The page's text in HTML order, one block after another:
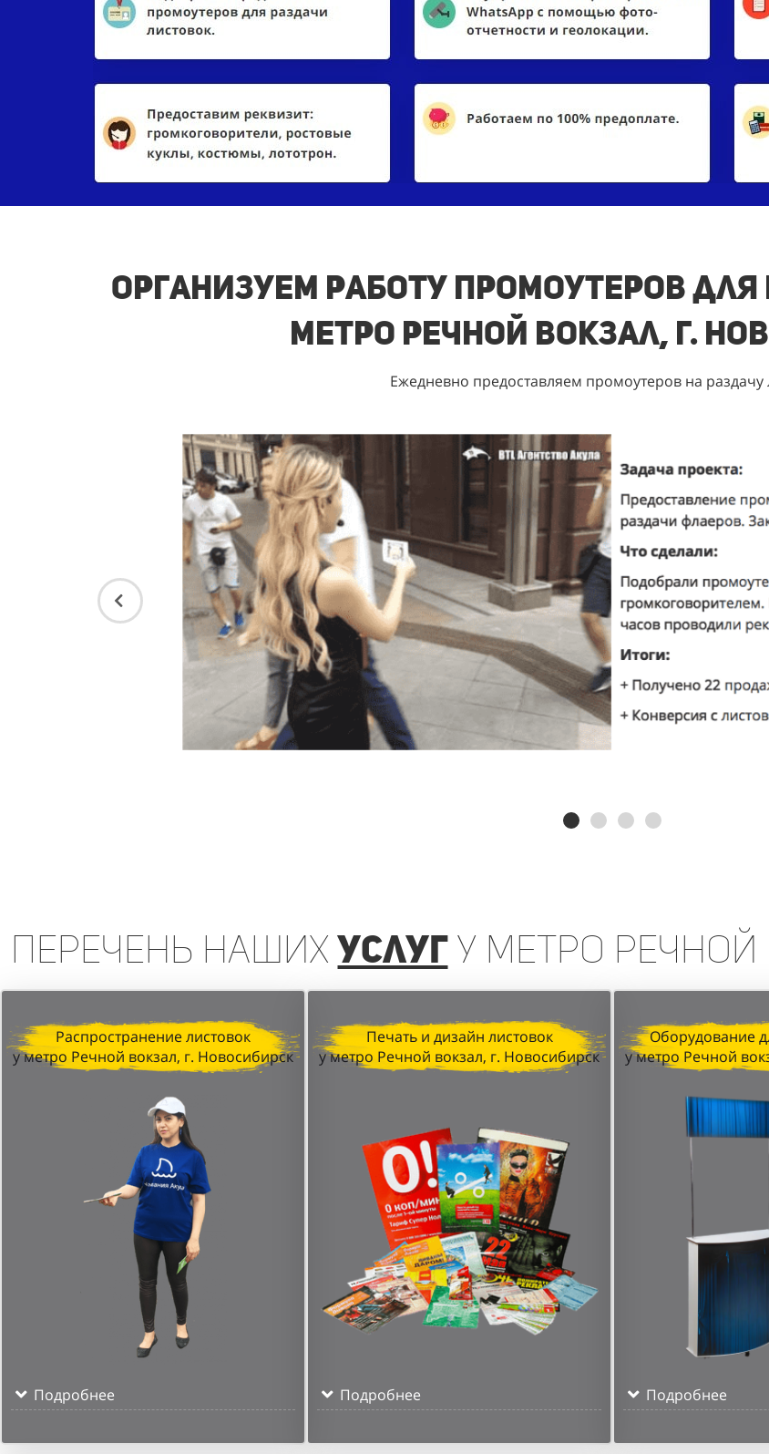
Организуем работу промоутеров
метро Речной вокзал, г.
Ежедневно предоставляем промоутеров на раздачу
Перечень нашихуслугу метро Речной
Распространение листовок
у метро Речной вокзал, г. Новосибирск
Подробнее
Печать и дизайн листовок
у метро Речной вокзал, г. Новосибирск
Подробнее
Оборудование
у метро Речной
Подробнее